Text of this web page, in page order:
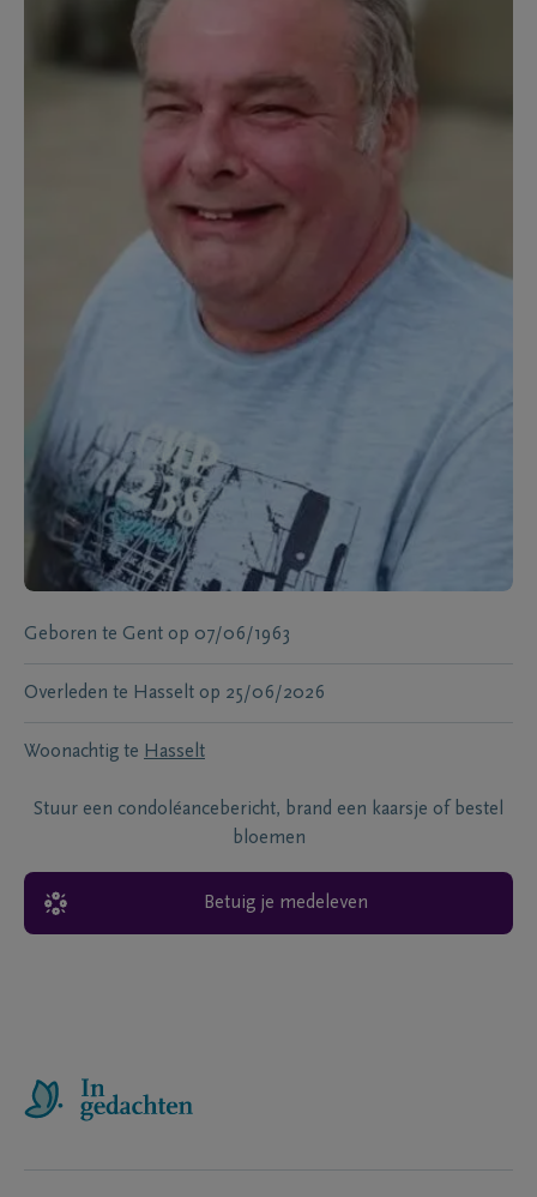
Geboren te Gent op 07/06/1963
Overleden te Hasselt op 25/06/2026
Woonachtig te Hasselt
Stuur een condoléancebericht, brand een kaarsje of bestel
bloemen
Betuig je medeleven